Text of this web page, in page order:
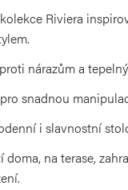
Riviera
nárazům a
snadnou
i slavnostní
na terase,